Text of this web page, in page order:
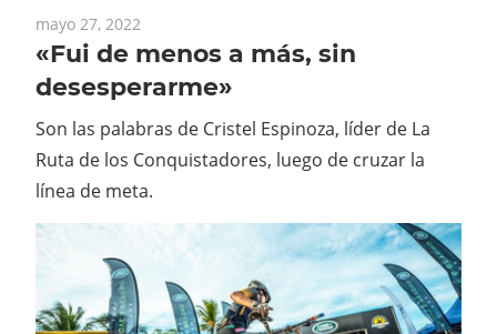
mayo 27, 2022
«Fui de menos a más, sin
desesperarme»
Son las palabras de Cristel Espinoza, líder de La
Ruta de los Conquistadores, luego de cruzar la
línea de meta.